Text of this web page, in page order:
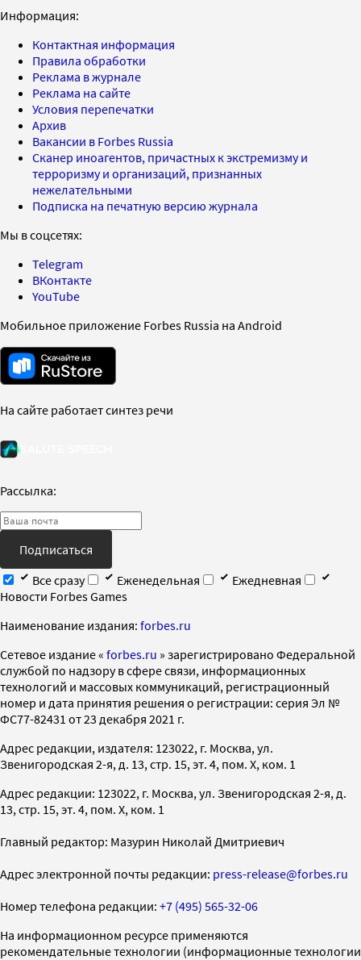
Информация:
Контактная информация
Правила обработки
Реклама в журнале
Реклама на сайте
Условия перепечатки
Архив
Вакансии в Forbes Russia
Сканер иноагентов, причастных к экстремизму и
терроризму и организаций, признанных
нежелательными
Подписка на печатную версию журнала
Мы в соцсетях:
Telegram
ВКонтакте
YouTube
Мобильное приложение Forbes Russia на Android
На сайте работает синтез речи
Рассылка:
Подписаться
Все сразу
Еженедельная
Ежедневная
Новости Forbes Games
Наименование издания: forbes.ru
Cетевое издание « forbes.ru » зарегистрировано Федеральной
службой по надзору в сфере связи, информационных
технологий и массовых коммуникаций, регистрационный
номер и дата принятия решения о регистрации: серия Эл №
ФС77-82431 от 23 декабря 2021 г.
Адрес редакции, издателя: 123022, г. Москва, ул.
Звенигородская 2-я, д. 13, стр. 15, эт. 4, пом. X, ком. 1
Адрес редакции: 123022, г. Москва, ул. Звенигородская 2-я, д.
13, стр. 15, эт. 4, пом. X, ком. 1
Главный редактор: Мазурин Николай Дмитриевич
Адрес электронной почты редакции: press-release@forbes.ru
Номер телефона редакции: +7 (495) 565-32-06
На информационном ресурсе применяются
рекомендательные технологии (информационные технологии